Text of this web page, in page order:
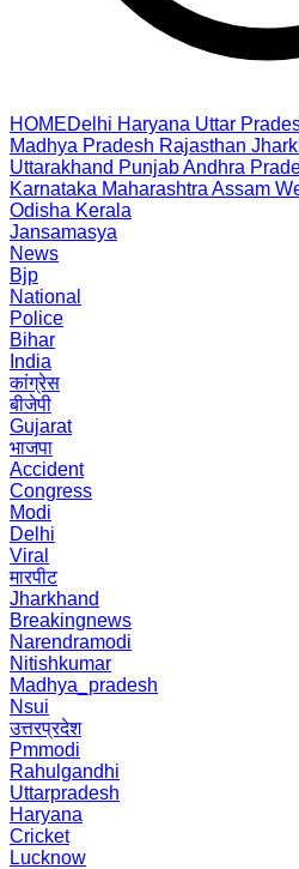
HOMEDelhi Haryana Uttar
Madhya Pradesh Rajasthan
Uttarakhand PunjabAndhra
Karnataka Maharashtra Assam
Odisha Kerala
Jansamasya
News
Bjp
National
Police
Bihar
India
कांग्रेस
बीजेपी
Gujarat
भाजपा
Accident
Congress
Modi
Delhi
Viral
मारपीट
Jharkhand
Breakingnews
Narendramodi
Nitishkumar
Madhya_pradesh
Nsui
उत्तरप्रदेश
Pmmodi
Rahulgandhi
Uttarpradesh
Haryana
Cricket
Lucknow